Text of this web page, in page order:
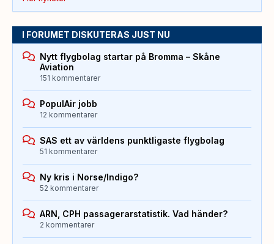
I FORUMET DISKUTERAS JUST NU
Nytt flygbolag startar på Bromma – Skåne
Aviation
151 kommentarer
PopulAir jobb
12 kommentarer
SAS ett av världens punktligaste flygbolag
51 kommentarer
Ny kris i Norse/Indigo?
52 kommentarer
ARN, CPH passagerarstatistik. Vad händer?
2 kommentarer